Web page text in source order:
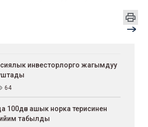
инвесторлорго жагымдуу
64
100дөн ашык норка терисинен
табылды